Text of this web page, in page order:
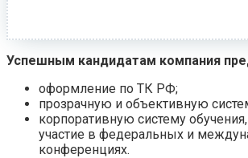
Успешным кандидатам компания
оформление по ТК РФ;
прозрачную и объективную
корпоративную систему
участие в федеральных и
конференциях.